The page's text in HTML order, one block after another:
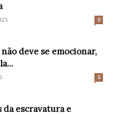
0
deve se emocionar,
0
da escravatura e